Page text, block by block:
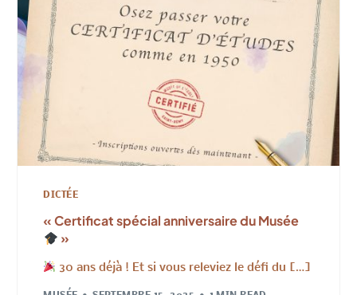
DICTÉE
« Certificat spécial anniversaire du Musée
»
30 ans déjà ! Et si vous releviez le défi du […]